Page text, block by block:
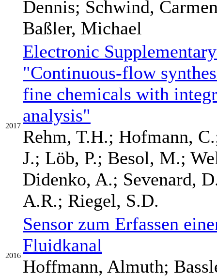
Dennis; Schwind,
Baßler, Michael
2017
Electronic
"Continuous-flow
fine chemicals with
analysis"
Rehm, T.H.; Hofmann,
J.; Löb, P.; Besol, M.;
Didenko, A.; Sevenard,
A.R.; Riegel, S.D.
2016
Sensor zum Erfassen
Fluidkanal
Hoffmann, Almuth;